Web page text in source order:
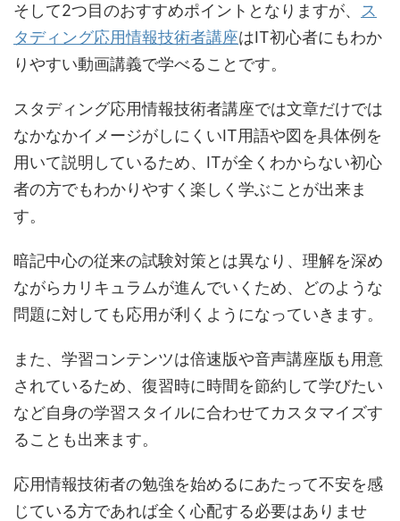
そして2つ目のおすすめポイントとなりますが、
ス
タディング応用情報技術者講座はIT初心者にもわか
りやすい動画講義で学べることです。
スタディング応用情報技術者講座では文章だけでは
なかなかイメージがしにくいIT用語や図を具体例を
用いて説明しているため、ITが全くわからない初心
者の方でもわかりやすく楽しく学ぶことが出来ま
す。
暗記中心の従来の試験対策とは異なり、理解を深め
ながらカリキュラムが進んでいくため、どのような
問題に対しても応用が利くようになっていきます。
また、学習コンテンツは倍速版や音声講座版も用意
されているため、復習時に時間を節約して学びたい
など自身の学習スタイルに合わせてカスタマイズす
ることも出来ます。
応用情報技術者の勉強を始めるにあたって不安を感
じている方であれば全く心配する必要はありませ